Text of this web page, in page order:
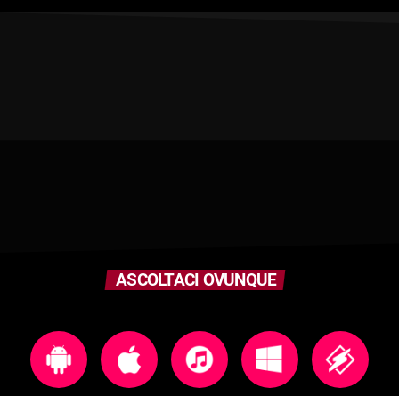
ASCOLTACI OVUNQUE